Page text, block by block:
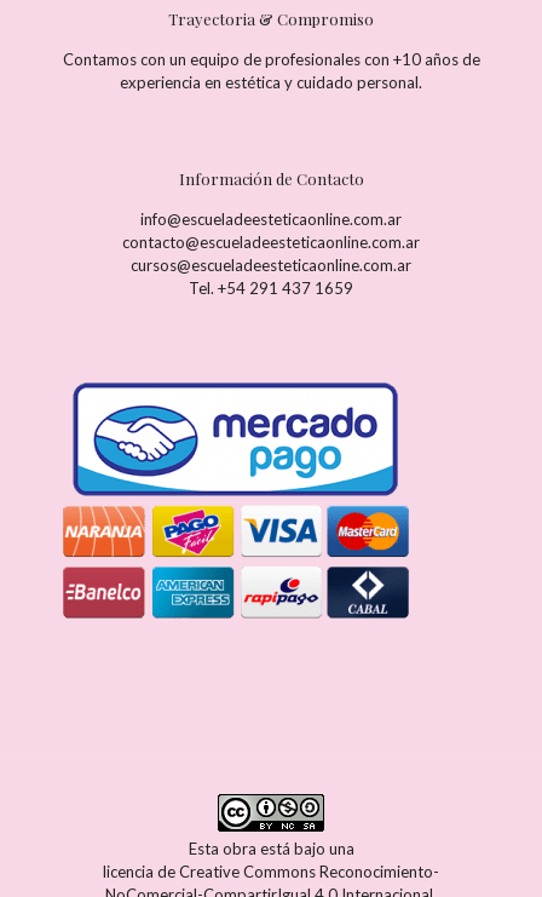
Trayectoria & Compromiso
Contamos con un equipo de profesionales con +10 años de
experiencia en estética y cuidado personal.
Información de Contacto
info@escueladeesteticaonline.com.ar
contacto@escueladeesteticaonline.com.ar
cursos@escueladeesteticaonline.com.ar
Tel. +54 291 437 1659
Esta obra está bajo una
licencia de Creative Commons Reconocimiento-